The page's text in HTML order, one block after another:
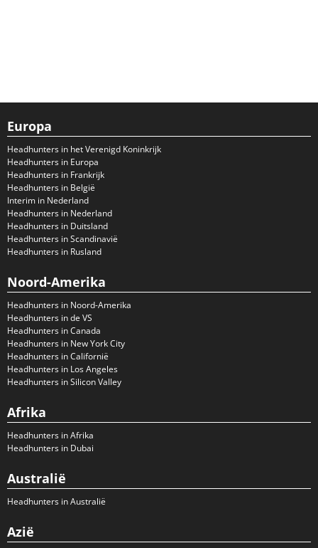
Europa
Headhunters in het Verenigd Koninkrijk
Headhunters in Europa
Headhunters in Frankrijk
Headhunters in België
Interim in Nederland
Headhunters in Nederland
Headhunters in Duitsland
Headhunters in Scandinavië
Headhunters in Rusland
Noord-Amerika
Headhunters in Noord-Amerika
Headhunters in de VS
Headhunters in Canada
Headhunters in New York City
Headhunters in Californië
Headhunters in Los Angeles
Headhunters in Silicon Valley
Afrika
Headhunters in Afrika
Headhunters in Dubai
Australië
Headhunters in Australië
Azië